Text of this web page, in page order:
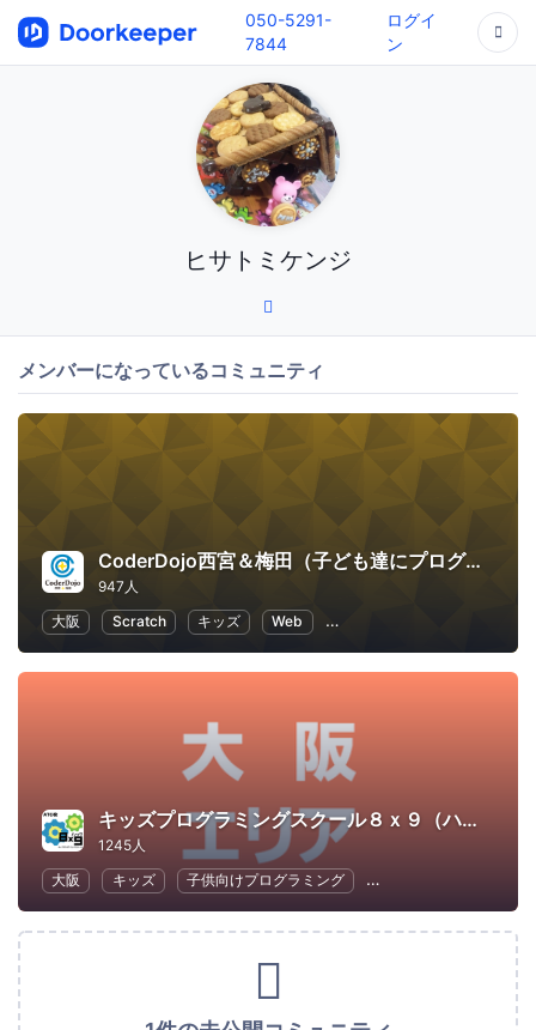
050-5291-
7844
ログイ
ン
ヒサトミケンジ
メンバーになっているコミュニティ
CoderDojo西宮＆梅田（子ども達にプログラミングやHTMLコードを教える道場）
947人
大阪
Scratch キッズ Web 子供向けプログラミング
キッズプログラミングスクール８ｘ９（ハック）ATC校
1245人
大阪
キッズ 子供向けプログラミング 幼児教育・子供の教育